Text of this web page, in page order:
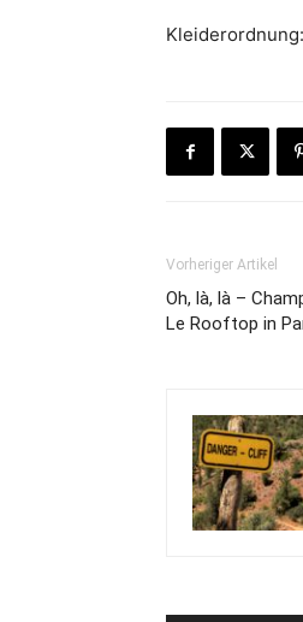
Vorheriger Artikel
Oh, là, là –
Le Rooftop in